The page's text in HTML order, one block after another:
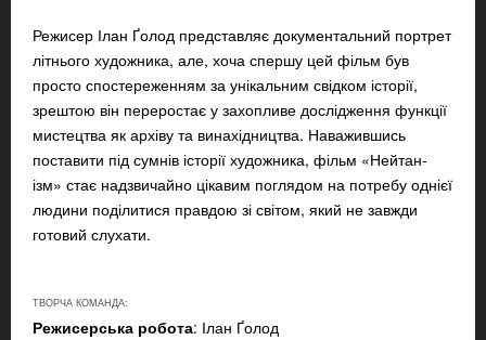
Режисер Ілан Ґолод представляє документальний портрет
літнього художника, але, хоча спершу цей фільм був
просто спостереженням за унікальним свідком історії,
зрештою він переростає у захопливе дослідження функції
мистецтва як архіву та винахідництва. Наважившись
поставити під сумнів історії художника, фільм «Нейтан-
ізм» стає надзвичайно цікавим поглядом на потребу однієї
людини поділитися правдою зі світом, який не завжди
готовий слухати.
ТВОРЧА КОМАНДА:
Режисерська робота: Ілан Ґолод